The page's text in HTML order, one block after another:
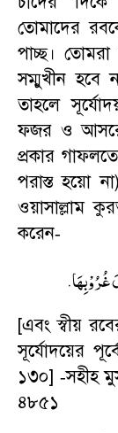
তোমাদের
পাচ্ছ।
সম্মুখীন
তাহলে
ফজর ও
প্রকার
পরাস্ত হয়ো
ওয়াসাল্লাম
করেন-
.
[এবং স্বীয়
সূর্যোদয়ের
১৩০] -সহীহ
৪৮৫১